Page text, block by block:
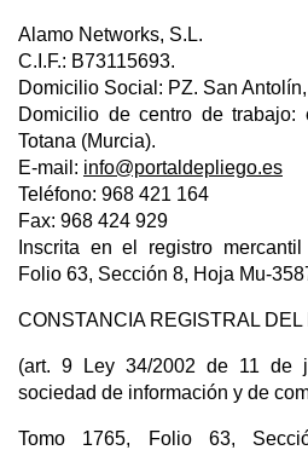
Alamo Networks, S.L.
C.I.F.: B73115693.
Domicilio Social: PZ. San
Domicilio de centro de
Totana (Murcia).
E-mail: info@portaldepliego.es
Teléfono: 968 421 164
Fax: 968 424 929
Inscrita en el registro
Folio 63, Sección 8, Hoja Mu-
CONSTANCIA REGISTRAL DEL
(art. 9 Ley 34/2002 de 11 de
sociedad de información y de
Tomo 1765, Folio 63,